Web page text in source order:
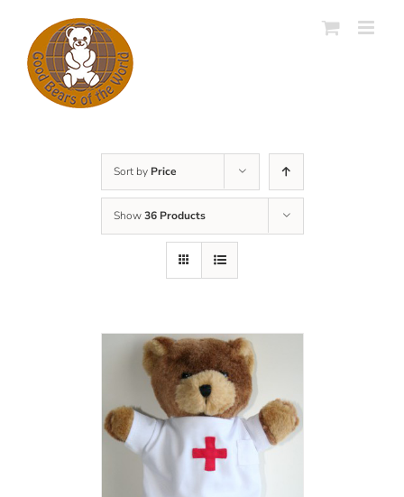
content
Sort by Price
Show36 Products